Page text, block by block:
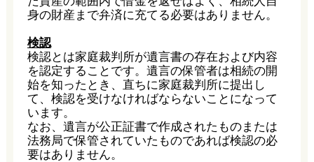
身の財産まで弁済に充てる必要はありません。
検認
検認とは家庭裁判所が遺言書の存在および内容
を認定することです。遺言の保管者は相続の開
始を知ったとき、直ちに家庭裁判所に提出し
て、検認を受けなければならないことになって
います。
なお、遺言が公正証書で作成されたものまたは
法務局で保管されていたものであれば検認の必
要はありません。